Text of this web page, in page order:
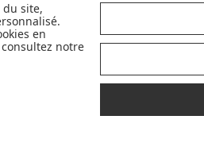
du site,
en
consultez notre